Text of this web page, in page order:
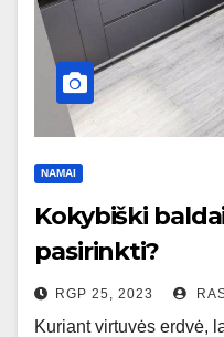
NAMAI
Kokybiški
pasirinkti?
RGP 25, 2023
Kuriant virtuvės erdvė,